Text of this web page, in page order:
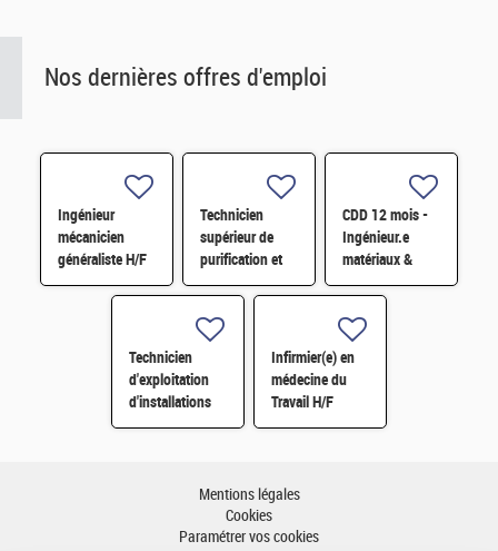
Nos dernières offres d'emploi
Ingénieur
mécanicien
généraliste H/F
Technicien
supérieur de
purification et
fabrication en
chaine blindée
H/F
CDD 12 mois -
Ingénieur.e
matériaux &
soudage H/F
Technicien
d'exploitation
d'installations
H/F
Infirmier(e) en
médecine du
Travail H/F
Mentions légales
Cookies
Paramétrer vos cookies